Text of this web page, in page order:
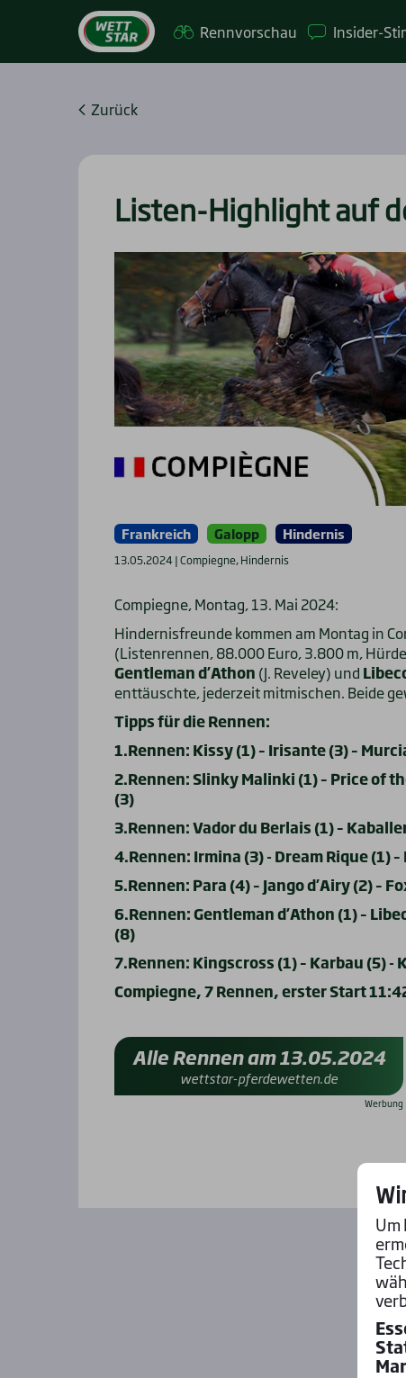
Renn­vor­schau Insi­­der-
Zurück
Lis­ten-High­light auf
Frankreich Galopp Hindernis
13.05.2024 | Compiegne, Hindernis
Compiegne, Montag, 13. Mai 2024:
Hindernisfreunde kommen am Montag in
(Listenrennen, 88.000 Euro, 3.800 m,
Gentleman d’Athon (J. Reveley) und
enttäuschte, jederzeit mitmischen. Beide
Tipps für die Rennen:
1.Rennen: Kissy (1) – Irisante (3) –
2.Rennen: Slinky Malinki (1) – Price of
(3)
3.Rennen: Vador du Berlais (1) –
4.Rennen: Irmina (3) - Dream Rique (1)
5.Rennen: Para (4) – Jango d’Airy (2) –
6.Rennen: Gentleman d’Athon (1) –
(8)
7.Rennen: Kingscross (1) – Karbau (5) -
Compiegne, 7 Rennen, erster Start
Alle Rennen am 13.05.2024
wettstar-pferdewetten.de